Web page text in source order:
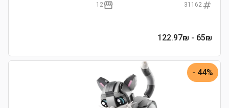
31162
12
65₪
- 122.97₪
44% -